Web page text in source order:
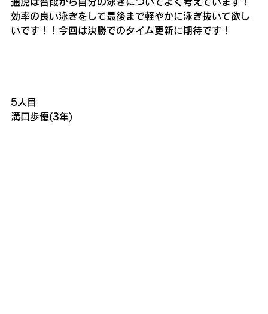
効率の良い泳ぎをして最後まで軽やかに泳ぎ抜いて欲し
いです！！今回は決勝でのタイム更新に期待です！
5人目
溝口歩優(3年)